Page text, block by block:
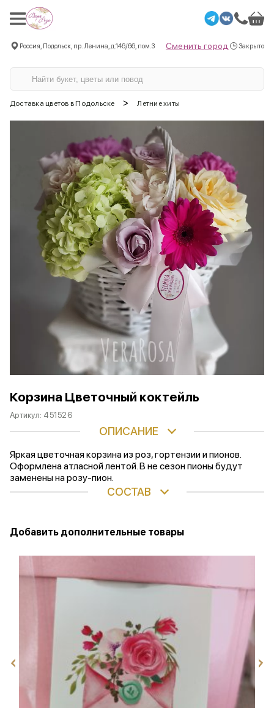
Россия, Подольск, пр. Ленина, д.146/66, пом.3 Сменить город Закрыто
Доставка цветов в Подольске > Летние хиты
Корзина Цветочный коктейль
Артикул: 451526
ОПИСАНИЕ
Яркая цветочная корзина из роз, гортензии и пионов.
Оформлена атласной лентой. В не сезон пионы будут
заменены на розу-пион.
СОСТАВ
Добавить дополнительные товары